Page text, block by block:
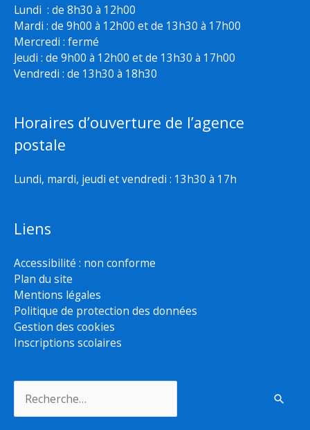
Lundi : de 8h30 à 12h00
Mardi : de 9h00 à 12h00 et de 13h30 à 17h00
Mercredi : fermé
Jeudi : de 9h00 à 12h00 et de 13h30 à 17h00
Vendredi : de 13h30 à 18h30
Horaires d’ouverture de l’agence
postale
Lundi, mardi, jeudi et vendredi : 13h30 à 17h
Liens
Accessibilité : non conforme
Plan du site
Mentions légales
Politique de protection des données
Gestion des cookies
Inscriptions scolaires